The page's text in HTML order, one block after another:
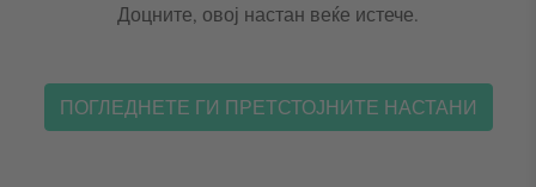
Доцните, овој настан веќе истече.
ПОГЛЕДНЕТЕ ГИ ПРЕТСТОЈНИТЕ НАСТАНИ